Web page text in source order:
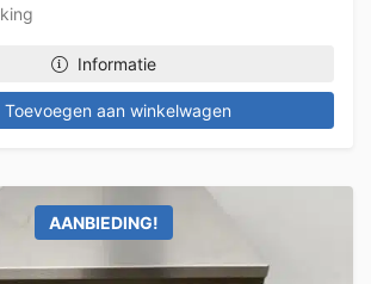
Informatie
Toevoegen aan winkelwagen
AANBIEDING!